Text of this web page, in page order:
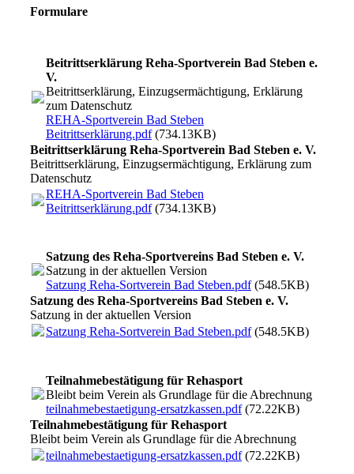
Formulare
Beitrittserklärung Reha-Sportverein Bad Steben e.
V.
Beitrittserklärung, Einzugsermächtigung, Erklärung
zum Datenschutz
REHA-Sportverein Bad Steben
Beitrittserklärung.pdf(734.13KB)
Beitrittserklärung Reha-Sportverein Bad Steben e. V.
Beitrittserklärung, Einzugsermächtigung, Erklärung zum
Datenschutz
REHA-Sportverein Bad Steben
Beitrittserklärung.pdf(734.13KB)
Satzung des Reha-Sportvereins Bad Steben e. V.
Satzung in der aktuellen Version
Satzung Reha-Sortverein Bad Steben.pdf(548.5KB)
Satzung des Reha-Sportvereins Bad Steben e. V.
Satzung in der aktuellen Version
Satzung Reha-Sortverein Bad Steben.pdf(548.5KB)
Teilnahmebestätigung für Rehasport
Bleibt beim Verein als Grundlage für die Abrechnung
teilnahmebestaetigung-ersatzkassen.pdf(72.22KB)
Teilnahmebestätigung für Rehasport
Bleibt beim Verein als Grundlage für die Abrechnung
teilnahmebestaetigung-ersatzkassen.pdf(72.22KB)